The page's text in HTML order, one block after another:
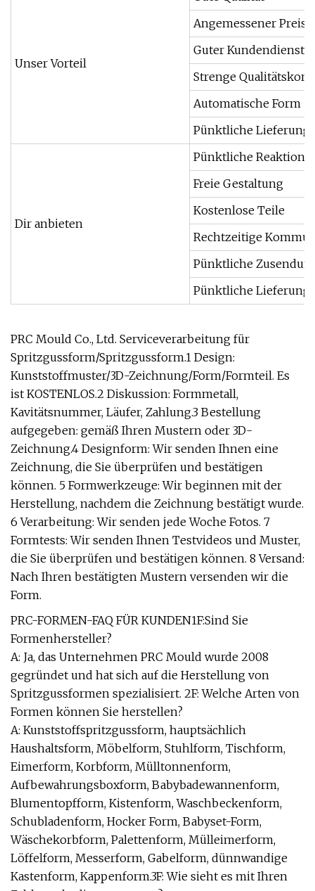
Unser Vorteil
Angemessener Preis
Guter Kundendienst
Strenge
Automatische Form
Pünktliche Lieferung
Dir anbieten
Pünktliche Reaktion
Freie Gestaltung
Kostenlose Teile
Rechtzeitige
Pünktliche
Pünktliche Lieferung
PRC Mould Co., Ltd. Serviceverarbeitung für
Spritzgussform/Spritzgussform.1 Design:
Kunststoffmuster/3D-Zeichnung/Form/Formteil. Es
ist KOSTENLOS.2 Diskussion: Formmetall,
Kavitätsnummer, Läufer, Zahlung.3 Bestellung
aufgegeben: gemäß Ihren Mustern oder 3D-
Zeichnung.4 Designform: Wir senden Ihnen eine
Zeichnung, die Sie überprüfen und bestätigen
können. 5 Formwerkzeuge: Wir beginnen mit der
Herstellung, nachdem die Zeichnung bestätigt wurde.
6 Verarbeitung: Wir senden jede Woche Fotos. 7
Formtests: Wir senden Ihnen Testvideos und Muster,
die Sie überprüfen und bestätigen können. 8 Versand:
Nach Ihren bestätigten Mustern versenden wir die
Form.
PRC-FORMEN-FAQ FÜR KUNDEN1F:Sind Sie
Formenhersteller?
A: Ja, das Unternehmen PRC Mould wurde 2008
gegründet und hat sich auf die Herstellung von
Spritzgussformen spezialisiert. 2F: Welche Arten von
Formen können Sie herstellen?
A: Kunststoffspritzgussform, hauptsächlich
Haushaltsform, Möbelform, Stuhlform, Tischform,
Eimerform, Korbform, Mülltonnenform,
Aufbewahrungsboxform, Babybadewannenform,
Blumentopfform, Kistenform, Waschbeckenform,
Schubladenform, Hocker Form, Babyset-Form,
Wäschekorbform, Palettenform, Mülleimerform,
Löffelform, Messerform, Gabelform, dünnwandige
Kastenform, Kappenform.3F: Wie sieht es mit Ihren